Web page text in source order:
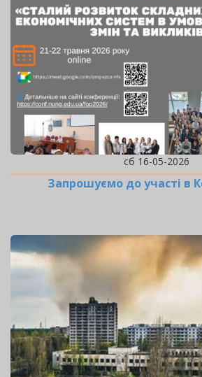
сб 16-05-2026
Запрошуємо до участі в